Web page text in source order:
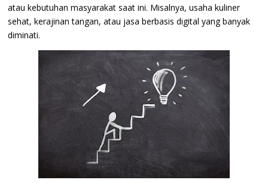
atau kebutuhan masyarakat saat ini. Misalnya, usaha kuliner
sehat, kerajinan tangan, atau jasa berbasis digital yang banyak
diminati.